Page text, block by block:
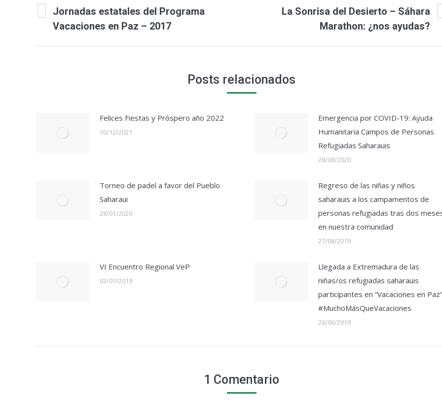
entre
publicaciones
Publicación
anterior:
Jornadas estatales del Programa
Vacaciones en Paz – 2017
Publicación
La Sonrisa del Desierto – Sáhara
Marathon: ¿nos ayudas?
Posts relacionados
Felices Fiestas y Próspero año 2022
30/12/2021
Emergencia por COVID-19: Ayuda
Humanitaria Campos de Personas
Refugiadas Saharauis
28/08/2020
Torneo de padel a favor del Pueblo
Saharaui
28/01/2020
Regreso de las niñas y niños
saharauis a los campamentos de
personas refugiadas tras dos
en nuestra comunidad
27/08/2019
VI Encuentro Regional VeP
03/07/2019
Llegada a Extremadura de las
niñas/os refugiadas saharauis
participantes en “Vacaciones en Paz”
#MuchoMásQueVacaciones
26/06/2019
1 Comentario